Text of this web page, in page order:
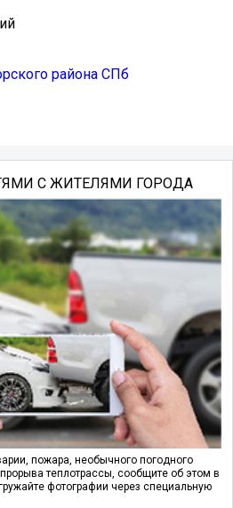
района СПб
С ЖИТЕЛЯМИ ГОРОДА
пожара, необычного погодного
теплотрассы, сообщите об этом в
фотографии через специальную